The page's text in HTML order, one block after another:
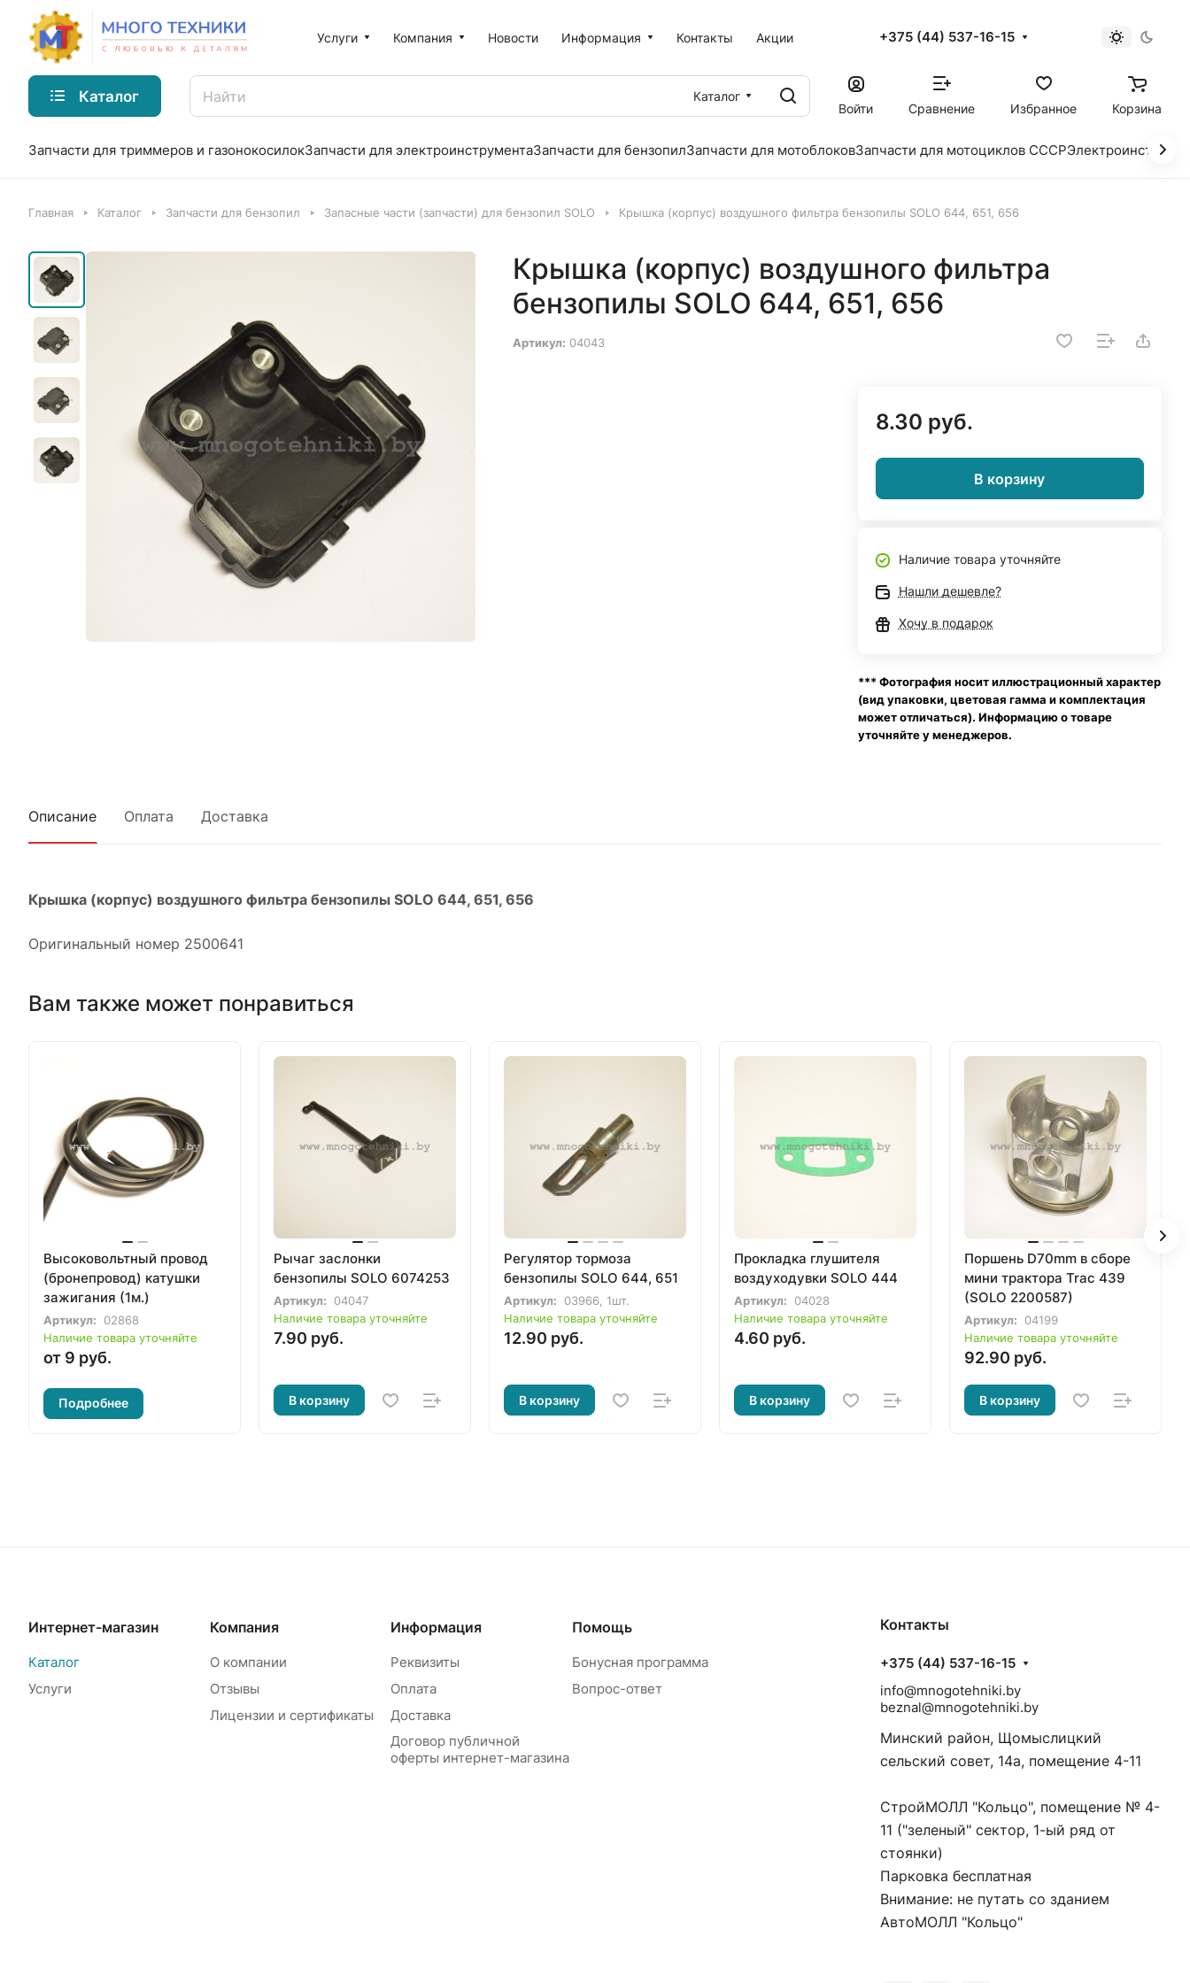
Услуги Компания Новости Информация Контакты Акции +375 (44) 537-16-15
Каталог
Каталог
Войти
Сравнение Избранное Корзина
Запчасти для триммеров и газонокосилокЗапчасти для электроинструментаЗапчасти для бензопилЗапчасти для мотоблоковЗапчасти для мотоциклов СССР
Главная Каталог Запчасти для бензопил Запасные части (запчасти) для бензопил SOLO Крышка (корпус) воздушного фильтра бензопилы SOLO 644, 651, 656
Крышка (корпус) воздушного фильтра
бензопилы SOLO 644, 651, 656
Артикул: 04043
8.30 руб.
В корзину
Наличие товара уточняйте
Нашли дешевле?
Хочу в подарок
*** Фотография носит иллюстрационный характер
(вид упаковки, цветовая гамма и комплектация
может отличаться). Информацию о товаре
уточняйте у менеджеров.
Описание Оплата Доставка
Крышка (корпус) воздушного фильтра бензопилы SOLO 644, 651, 656
Оригинальный номер 2500641
Вам также может понравиться
Высоковольтный провод
(бронепровод) катушки
зажигания (1м.)
Артикул:
02868
Наличие товара уточняйте
от 9 руб.
Подробнее
Рычаг заслонки
бензопилы SOLO 6074253
Артикул:
04047
Наличие товара уточняйте
7.90 руб.
В корзину
Регулятор тормоза
бензопилы SOLO 644, 651
Артикул:
03966, 1шт.
Наличие товара уточняйте
12.90 руб.
В корзину
Прокладка глушителя
воздуходувки SOLO 444
Артикул:
04028
Наличие товара уточняйте
4.60 руб.
В корзину
Поршень D70mm в сборе
мини трактора Trac 439
(SOLO 2200587)
Артикул:
04199
Наличие товара уточняйте
92.90 руб.
В корзину
Интернет-магазин
Каталог
Услуги
Компания
О компании
Отзывы
Лицензии и сертификаты
Информация
Реквизиты
Оплата
Доставка
Договор публичной
оферты интернет-магазина
Помощь
Бонусная программа
Вопрос-ответ
Контакты
+375 (44) 537-16-15
info@mnogotehniki.by
beznal@mnogotehniki.by
Минский район, Щомыслицкий
сельский совет, 14а, помещение 4-11
СтройМОЛЛ "Кольцо", помещение № 4-
11 ("зеленый" сектор, 1-ый ряд от
стоянки)
Парковка бесплатная
Внимание: не путать со зданием
АвтоМОЛЛ "Кольцо"